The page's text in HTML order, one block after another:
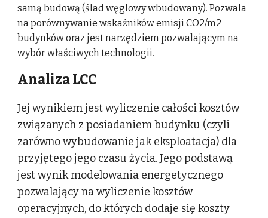
samą budową (ślad węglowy wbudowany). Pozwala
na porównywanie wskaźników emisji CO2/m2
budynków oraz jest narzędziem pozwalającym na
wybór właściwych technologii.
Analiza LCC
Jej wynikiem jest wyliczenie całości kosztów
związanych z posiadaniem budynku (czyli
zarówno wybudowanie jak eksploatacja) dla
przyjętego jego czasu życia. Jego podstawą
jest wynik modelowania energetycznego
pozwalający na wyliczenie kosztów
operacyjnych, do których dodaje się koszty